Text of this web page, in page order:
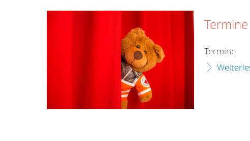
Termine
Termine